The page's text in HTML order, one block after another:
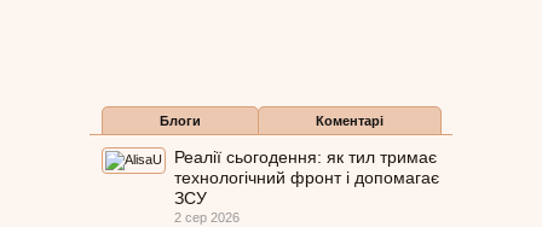
Блоги Коментарі
Реалії сьогодення: як тил тримає
технологічний фронт і допомагає
ЗСУ
2 сер 2026